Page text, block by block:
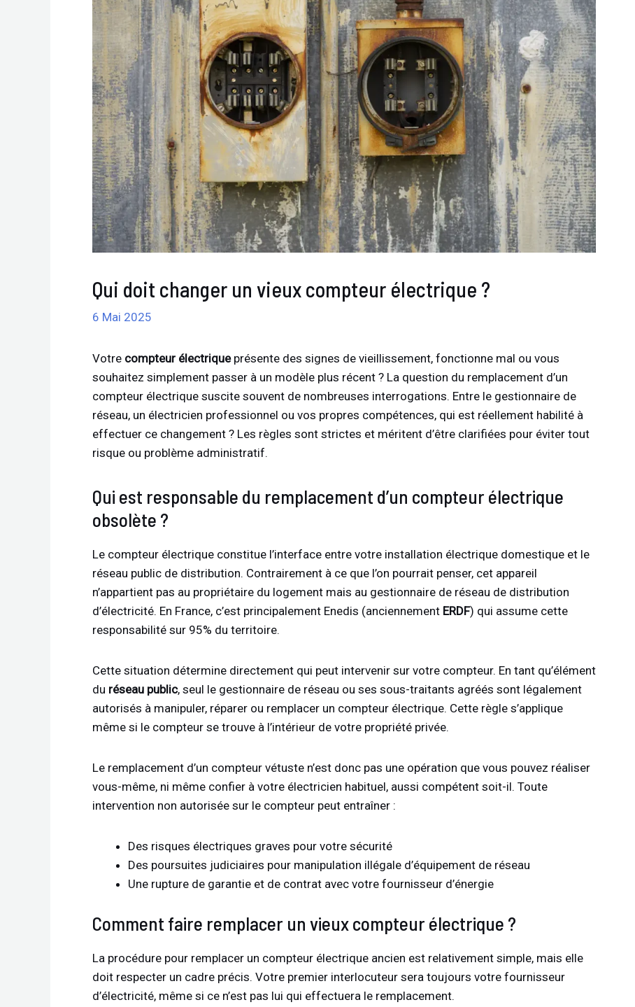
Qui doit changer un vieux compteur électrique ?
6 Mai 2025
Votre compteur électriqueprésente des signes de vieillissement, fonctionne mal ou vous
souhaitez simplement passer à un modèle plus récent ? La question du remplacement d’un
compteur électrique suscite souvent de nombreuses interrogations. Entre le gestionnaire de
réseau, un électricien professionnel ou vos propres compétences, qui est réellement habilité à
effectuer ce changement ? Les règles sont strictes et méritent d’être clarifiées pour éviter tout
risque ou problème administratif.
Qui est responsable du remplacement d’un compteur électrique
obsolète ?
Le compteur électrique constitue l’interface entre votre installation électrique domestique et le
réseau public de distribution. Contrairement à ce que l’on pourrait penser, cet appareil
n’appartient pas au propriétaire du logement mais au gestionnaire de réseau de distribution
d’électricité. En France, c’est principalement Enedis (anciennement ERDF) qui assume cette
responsabilité sur 95% du territoire.
Cette situation détermine directement qui peut intervenir sur votre compteur. En tant qu’élément
du réseau public, seul le gestionnaire de réseau ou ses sous-traitants agréés sont légalement
autorisés à manipuler, réparer ou remplacer un compteur électrique. Cette règle s’applique
même si le compteur se trouve à l’intérieur de votre propriété privée.
Le remplacement d’un compteur vétuste n’est donc pas une opération que vous pouvez réaliser
vous-même, ni même confier à votre électricien habituel, aussi compétent soit-il. Toute
intervention non autorisée sur le compteur peut entraîner :
Des risques électriques graves pour votre sécurité
Des poursuites judiciaires pour manipulation illégale d’équipement de réseau
Une rupture de garantie et de contrat avec votre fournisseur d’énergie
Comment faire remplacer un vieux compteur électrique ?
La procédure pour remplacer un compteur électrique ancien est relativement simple, mais elle
doit respecter un cadre précis. Votre premier interlocuteur sera toujours votre fournisseur
d’électricité, même si ce n’est pas lui qui effectuera le remplacement.